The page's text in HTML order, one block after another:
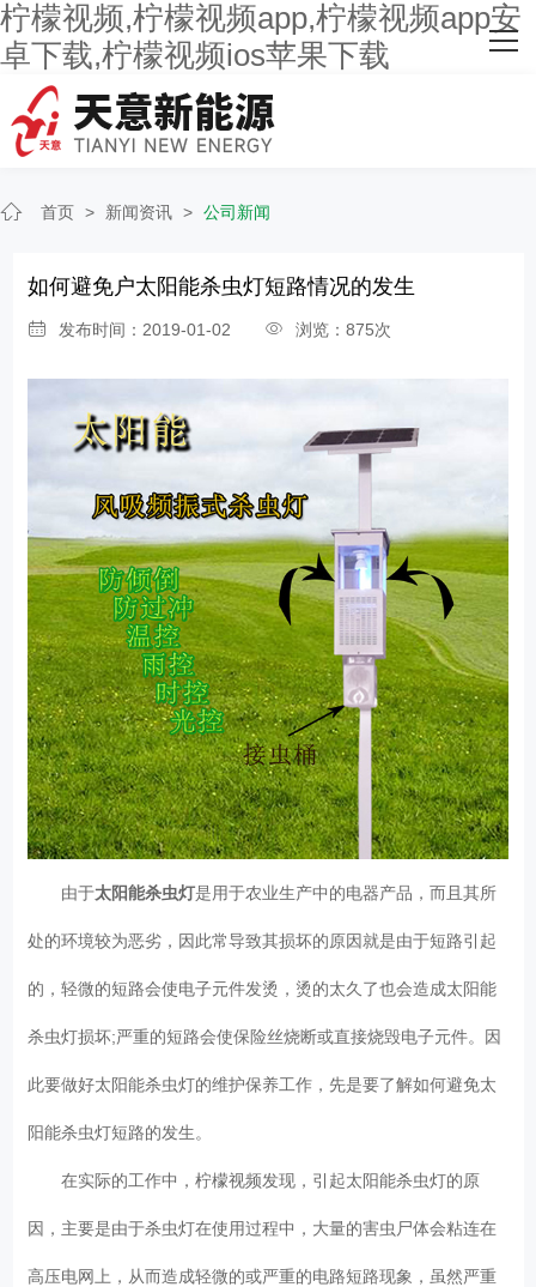
柠檬视频,柠檬视频app,柠檬视频app安
卓下载,柠檬视频ios苹果下载
网站首页
关于柠檬视频
主营产品
客户案例
人才招聘
新闻资讯
首页 > 新闻资讯 > 公司新闻
如何避免户太阳能杀虫灯短路情况的发生
发布时间：2019-01-02 浏览：875次
由于太阳能杀虫灯是用于农业生产中的电器产品，而且其所
处的环境较为恶劣，因此常导致其损坏的原因就是由于短路引起
的，轻微的短路会使电子元件发烫，烫的太久了也会造成太阳能
杀虫灯损坏;严重的短路会使保险丝烧断或直接烧毁电子元件。因
此要做好太阳能杀虫灯的维护保养工作，先是要了解如何避免太
阳能杀虫灯短路的发生。
在实际的工作中，柠檬视频发现，引起太阳能杀虫灯的原
因，主要是由于杀虫灯在使用过程中，大量的害虫尸体会粘连在
高压电网上，从而造成轻微的或严重的电路短路现象，虽然严重